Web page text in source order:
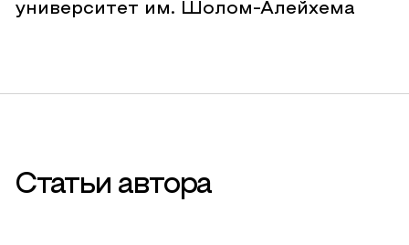
университет им. Шолом-Алейхема
Статьи автора